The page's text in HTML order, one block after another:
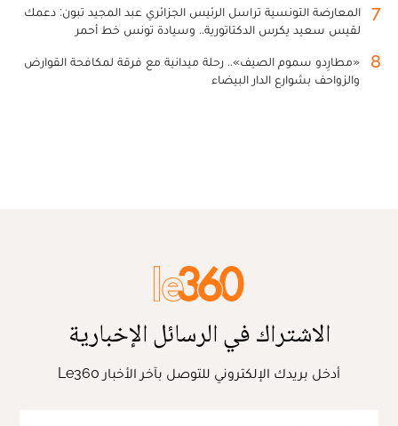
7
المعارضة التونسية تراسل الرئيس الجزائري عبد المجيد تبون: دعمك
لقيس سعيد يكرس الدكتاتورية.. وسيادة تونس خط أحمر
8
«مطارِدو سموم الصيف».. رحلة ميدانية مع فرقة لمكافحة القوارض
والزواحف بشوارع الدار البيضاء
الاشتراك في الرسائل الإخبارية
أدخل بريدك الإلكتروني للتوصل بآخر الأخبار Le360